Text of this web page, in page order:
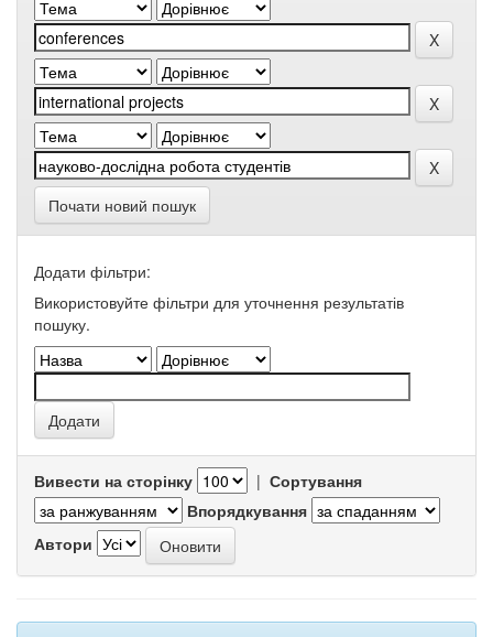
Почати новий пошук
Додати фільтри:
Використовуйте фільтри для уточнення результатів
пошуку.
Вивести на сторінку | Сортування
Впорядкування
Автори